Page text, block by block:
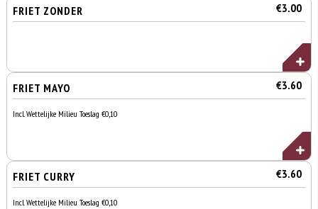
FRIET ZONDER €3.00
FRIET MAYO €3.60
Incl. Wettelijke Milieu Toeslag €0,10
FRIET CURRY €3.60
Incl. Wettelijke Milieu Toeslag €0,10